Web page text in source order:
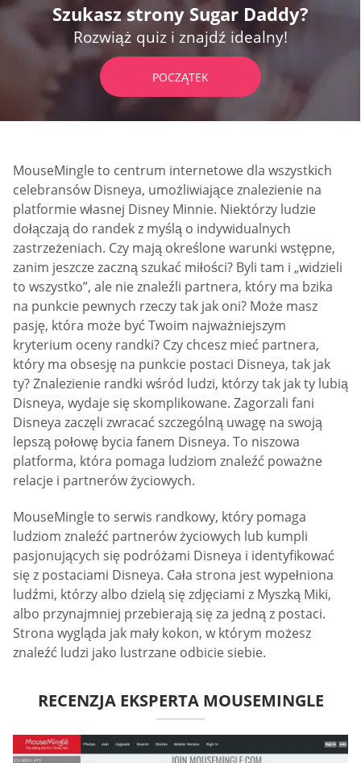
Szukasz strony Sugar Daddy?
Rozwiąż quiz i znajdź idealny!
POCZĄTEK
MouseMingle to centrum internetowe dla wszystkich
celebransów Disneya, umożliwiające znalezienie na
platformie własnej Disney Minnie. Niektórzy ludzie
dołączają do randek z myślą o indywidualnych
zastrzeżeniach. Czy mają określone warunki wstępne,
zanim jeszcze zaczną szukać miłości? Byli tam i „widzieli
to wszystko”, ale nie znaleźli partnera, który ma bzika
na punkcie pewnych rzeczy tak jak oni? Może masz
pasję, która może być Twoim najważniejszym
kryterium oceny randki? Czy chcesz mieć partnera,
który ma obsesję na punkcie postaci Disneya, tak jak
ty? Znalezienie randki wśród ludzi, którzy tak jak ty lubią
Disneya, wydaje się skomplikowane. Zagorzali fani
Disneya zaczęli zwracać szczególną uwagę na swoją
lepszą połowę bycia fanem Disneya. To niszowa
platforma, która pomaga ludziom znaleźć poważne
relacje i partnerów życiowych.
MouseMingle to serwis randkowy, który pomaga
ludziom znaleźć partnerów życiowych lub kumpli
pasjonujących się podróżami Disneya i identyfikować
się z postaciami Disneya. Cała strona jest wypełniona
ludźmi, którzy albo dzielą się zdjęciami z Myszką Miki,
albo przynajmniej przebierają się za jedną z postaci.
Strona wygląda jak mały kokon, w którym możesz
znaleźć ludzi jako lustrzane odbicie siebie.
RECENZJA EKSPERTA MOUSEMINGLE